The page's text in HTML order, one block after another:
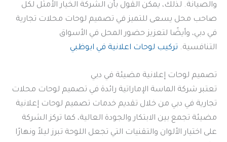
والصيانة. لذلك، يمكن القول بأن الشركة الخيار الأمثل لكل
صاحب محل يسعى للتميز في تصميم لوحات محلات تجارية
في دبي، وأيضًا لتعزيز حضور المحل في الأسواق
التنافسية. تركيب لوحات اعلانية في ابوظبي
تصميم لوحات إعلانية مضيئة في دبي
تعتبر شركة الماسة الإماراتية رائدة في تصميم لوحات محلات
تجارية في دبي من خلال تقديم خدمات تصميم لوحات إعلانية
مضيئة تجمع بين الابتكار والجودة العالية، كما تركز الشركة
على اختيار الألوان والتقنيات التي تجعل اللوحة تبرز ليلاً ونهارًا